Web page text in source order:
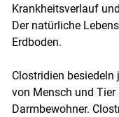
Krankheitsverlauf
Der natürliche
Erdboden.
Clostridien
von Mensch und
Darmbewohner.